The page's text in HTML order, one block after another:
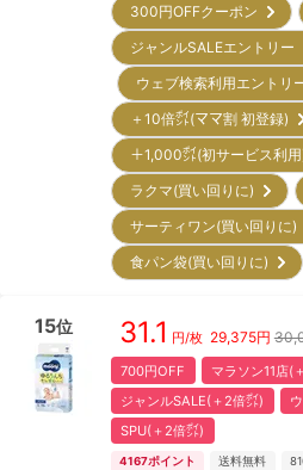
300円OFFクーポン
ジャンルSALEエントリ
ウェブ検索利用エント
＋10倍㌽(ママ割 初登録)
＋1,000㌽(初サービス利
ラクマ(買い回りに)
サーティワン(買い回り
食パン袋(買い回りに)
15位 31.1 円/枚 29,375円
700円OFF
マラソン11店(
ジャンルSALE(＋2倍㌽)
SPU(＋2倍㌽)
4167ポイント 送料無料